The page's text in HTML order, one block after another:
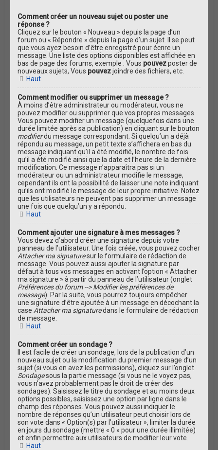
Comment créer un nouveau sujet ou poster une
réponse ?
Cliquez sur le bouton « Nouveau » depuis la page d’un
forum ou « Répondre » depuis la page d’un sujet. Il se peut
que vous ayez besoin d’être enregistré pour écrire un
message. Une liste des options disponibles est affichée en
bas de page des forums, exemple : Vous pouvezposter de
nouveaux sujets, Vous pouvezjoindre des fichiers, etc.
Haut
Comment modifier ou supprimer un message ?
À moins d’être administrateur ou modérateur, vous ne
pouvez modifier ou supprimer que vos propres messages.
Vous pouvez modifier un message (quelquefois dans une
durée limitée après sa publication) en cliquant sur le bouton
modifierdu message correspondant. Si quelqu’un a déjà
répondu au message, un petit texte s’affichera en bas du
message indiquant qu’il a été modifié, le nombre de fois
qu’il a été modifié ainsi que la date et l’heure de la dernière
modification. Ce message n’apparaîtra pas si un
modérateur ou un administrateur modifie le message,
cependant ils ont la possibilité de laisser une note indiquant
qu’ils ont modifié le message de leur propre initiative. Notez
que les utilisateurs ne peuvent pas supprimer un message
une fois que quelqu’un y a répondu.
Haut
Comment ajouter une signature à mes messages ?
Vous devez d’abord créer une signature depuis votre
panneau de l’utilisateur. Une fois créée, vous pouvez cocher
Attacher ma signaturesur le formulaire de rédaction de
message. Vous pouvez aussi ajouter la signature par
défaut à tous vos messages en activant l’option « Attacher
ma signature » à partir du panneau de l’utilisateur (onglet
Préférences du forum --> Modifier les préférences de
message). Par la suite, vous pourrez toujours empêcher
une signature d’être ajoutée à un message en décochant la
case Attacher ma signaturedans le formulaire de rédaction
de message.
Haut
Comment créer un sondage ?
Il est facile de créer un sondage, lors de la publication d’un
nouveau sujet ou la modification du premier message d’un
sujet (si vous en avez les permissions), cliquez sur l’onglet
Sondagesous la partie message (si vous ne le voyez pas,
vous n’avez probablement pas le droit de créer des
sondages). Saisissez le titre du sondage et au moins deux
options possibles, saisissez une option par ligne dans le
champ des réponses. Vous pouvez aussi indiquer le
nombre de réponses qu’un utilisateur peut choisir lors de
son vote dans « Option(s) par l’utilisateur », limiter la durée
en jours du sondage (mettre « 0 » pour une durée illimitée)
et enfin permettre aux utilisateurs de modifier leur vote.
Haut